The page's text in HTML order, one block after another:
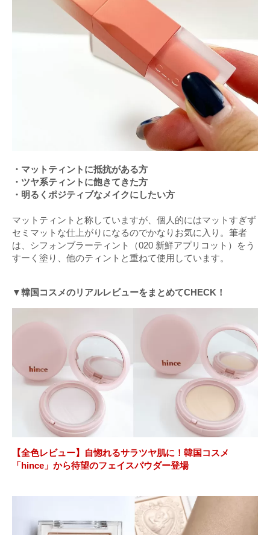
・マットティントに抵抗がある方
・ツヤ系ティントに飽きてきた方
・明るくポジティブなメイクにしたい方
マットティントと称していますが、個人的にはマットすぎず
セミマットな仕上がりになるのでかなりお気に入り。筆者
は、シフォンブラーティント（020 新鮮アプリコット）をう
すーく塗り、他のティントと重ねて使用しています。
▼韓国コスメのリアルレビューをまとめてCHECK！
【全色レビュー】自惚れるサラツヤ肌に！韓国コスメ
「hince」から待望のフェイスパウダー登場